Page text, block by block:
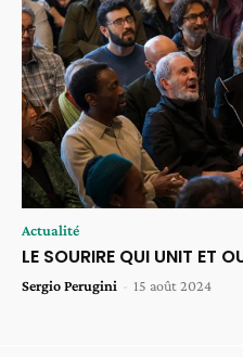
Actualité
LE SOURIRE QUI UNIT ET
Sergio Perugini - 15 août 2024